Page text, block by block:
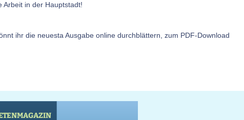
Arbeit in der Hauptstadt!
ihr die neuesta Ausgabe online durchblättern, zum PDF-Download